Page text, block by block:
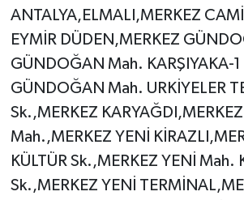
ANTALYA,ELMALI,MERKEZ
EYMİR DÜDEN,MERKEZ
GÜNDOĞAN Mah. KARŞIYAKA-1
GÜNDOĞAN Mah. URKİYELER
Sk.,MERKEZ KARYAĞDI,MERKEZ
Mah.,MERKEZ YENİ
KÜLTÜR Sk.,MERKEZ YENİ Mah.
Sk.,MERKEZ YENİ